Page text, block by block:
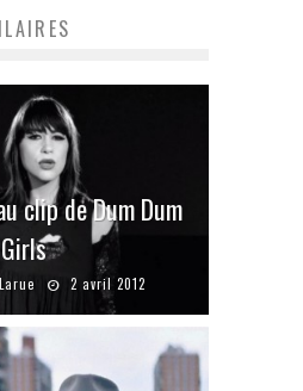
clip de Dum Dum
Girls
2 avril 2012